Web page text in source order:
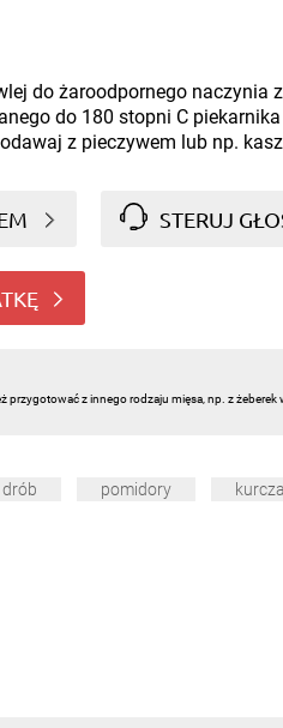
do żaroodpornego naczynia
do 180 stopni C
z pieczywem lub np.
STERUJ
przygotować z innego rodzaju mięsa, np. z żeberek
drób pomidory